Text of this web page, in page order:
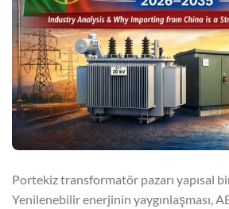
Portekiz transformatör pazarı yapısal
Yenilenebilir enerjinin yaygınlaşması,